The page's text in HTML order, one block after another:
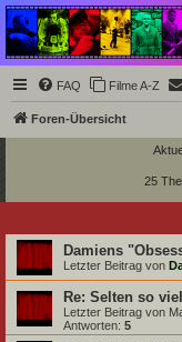
Underground
Community
Die Underground Film
für Cineasten und Filmsüchtige
FAQ Filme A-Z
Foren-Übersicht
25
Damiens
Letzter Beitrag von
Re: Selten so
Letzter Beitrag von
Antworten: 5